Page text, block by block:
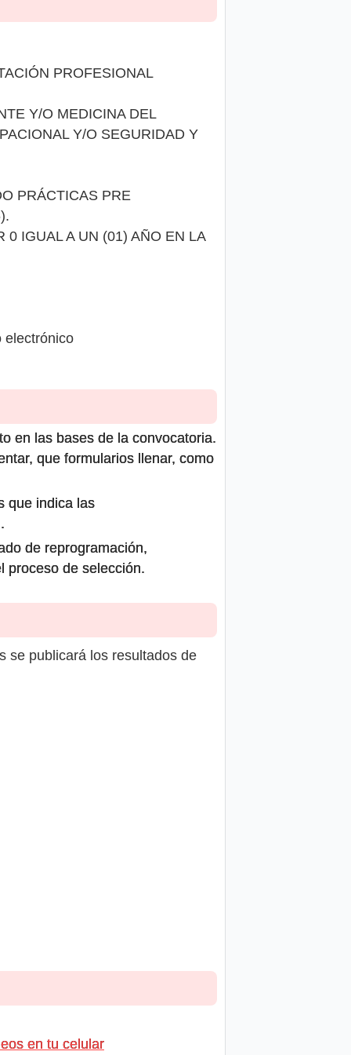
PROFESIONAL
Y/O MEDICINA DEL
Y/O SEGURIDAD Y
PRÁCTICAS PRE
0 IGUAL A UN (01) AÑO EN LA
electrónico
en las bases de la convocatoria.
que formularios llenar, como
que indica las
de reprogramación,
proceso de selección.
se publicará los resultados de
en tu celular